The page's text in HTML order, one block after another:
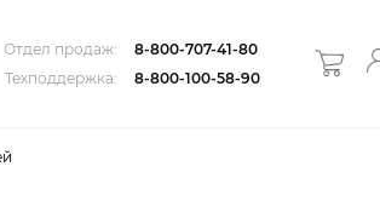
Отдел продаж:
8-800-707-41-80
Техподдержка:
8-800-100-58-90